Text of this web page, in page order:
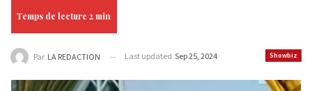
Showbiz
Par LA REDACTION Last updated Sep 25, 2024